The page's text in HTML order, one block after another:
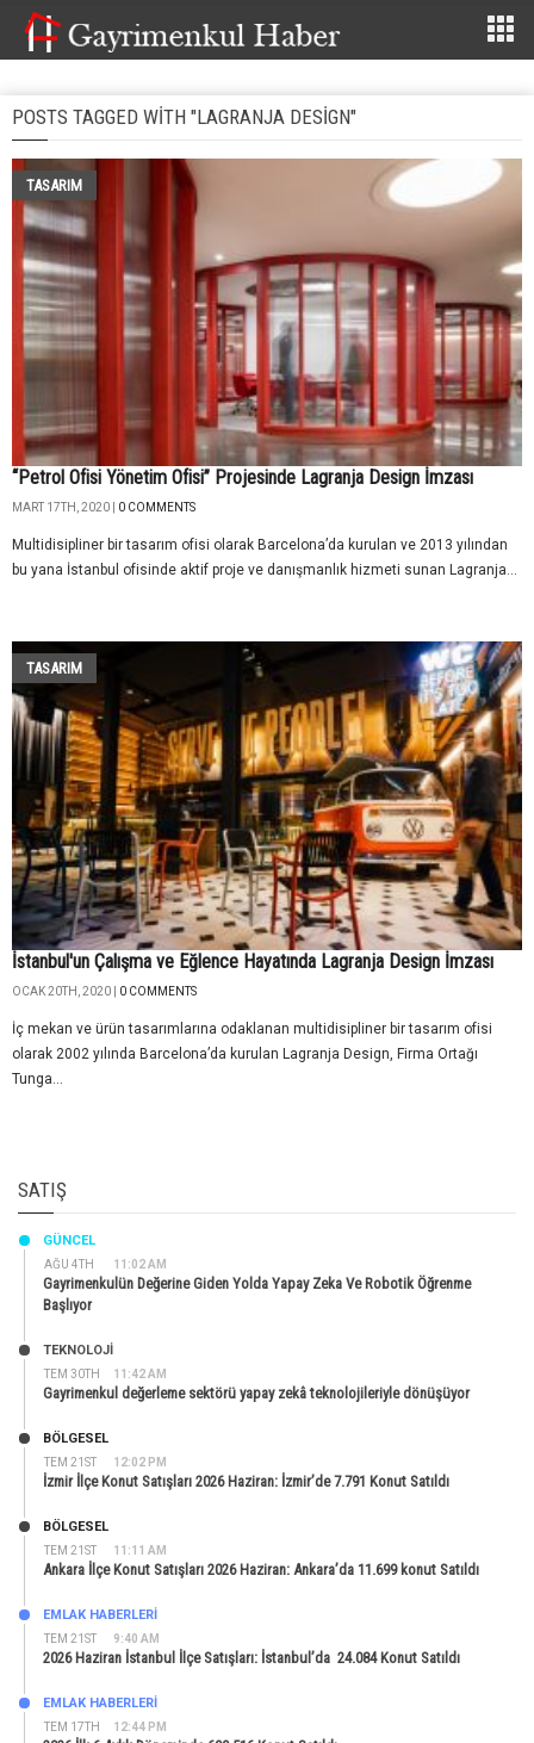
POSTS TAGGED WITH "LAGRANJA DESIGN"
TASARIM
“Petrol Ofisi Yönetim Ofisi” Projesinde Lagranja Design İmzası
MART 17TH, 2020 | 0 COMMENTS
Multidisipliner bir tasarım ofisi olarak Barcelona’da kurulan ve 2013 yılından
bu yana İstanbul ofisinde aktif proje ve danışmanlık hizmeti sunan Lagranja...
TASARIM
İstanbul'un Çalışma ve Eğlence Hayatında Lagranja Design İmzası
OCAK 20TH, 2020 | 0 COMMENTS
İç mekan ve ürün tasarımlarına odaklanan multidisipliner bir tasarım ofisi
olarak 2002 yılında Barcelona’da kurulan Lagranja Design, Firma Ortağı
Tunga...
SATIŞ
AĞU 4TH 11:02 AM
GÜNCEL
Gayrimenkulün Değerine Giden Yolda Yapay Zeka Ve Robotik Öğrenme
Başlıyor
TEM 30TH 11:42 AM
TEKNOLOJİ
Gayrimenkul değerleme sektörü yapay zekâ teknolojileriyle dönüşüyor
TEM 21ST 12:02 PM
BÖLGESEL
İzmir İlçe Konut Satışları 2026 Haziran: İzmir’de 7.791 Konut Satıldı
TEM 21ST 11:11 AM
BÖLGESEL
Ankara İlçe Konut Satışları 2026 Haziran: Ankara’da 11.699 konut Satıldı
TEM 21ST 9:40 AM
EMLAK HABERLERI
2026 Haziran İstanbul İlçe Satışları: İstanbul’da 24.084 Konut Satıldı
TEM 17TH 12:44 PM
EMLAK HABERLERI